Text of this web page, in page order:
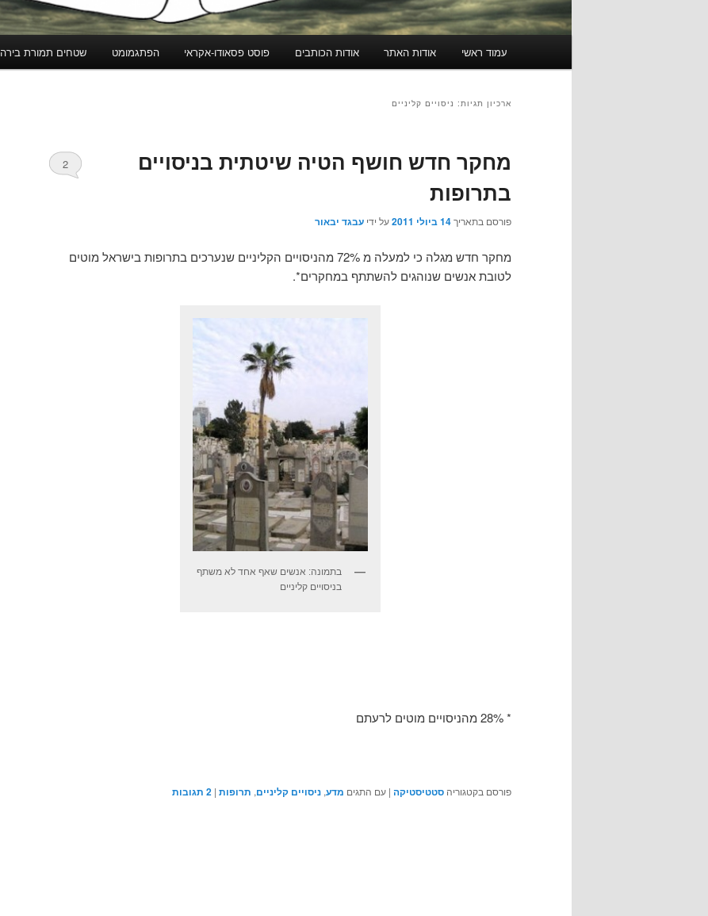
עמוד ראשי אודות האתר אודות הכותבים פוסט פסאודו-אקראי הפתגמומט שטחים תמורת בירה
ארכיון תגיות: ניסויים קליניים
מחקר חדש חושף הטיה שיטתית בניסויים
בתרופות
פורסם בתאריך14 ביולי 2011 על ידי עבגד יבאור
2
מחקר חדש מגלה כי למעלה מ 72% מהניסויים הקליניים שנערכים בתרופות בישראל מוטים
לטובת אנשים שנוהגים להשתתף במחקרים*.
בתמונה: אנשים שאף אחד לא משתף
בניסויים קליניים
* 28% מהניסויים מוטים לרעתם
פורסם בקטגוריה סטטיסטיקה | עם התגים מדע, ניסויים קליניים, תרופות |
2 תגובות